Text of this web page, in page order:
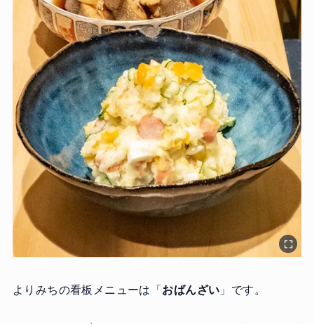
よりみちの看板メニューは「おばんざい 」です。